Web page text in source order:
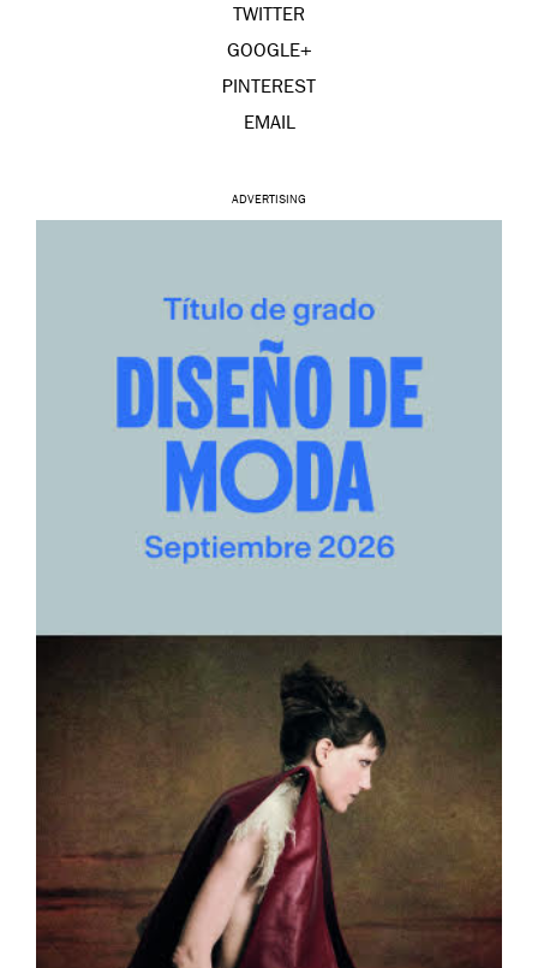
TWITTER
GOOGLE+
PINTEREST
EMAIL
ADVERTISING